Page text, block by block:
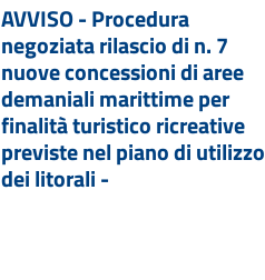
AVVISO - Procedura
negoziata rilascio di n. 7
nuove concessioni di aree
demaniali marittime per
finalità turistico ricreative
previste nel piano di utilizzo
dei litorali -